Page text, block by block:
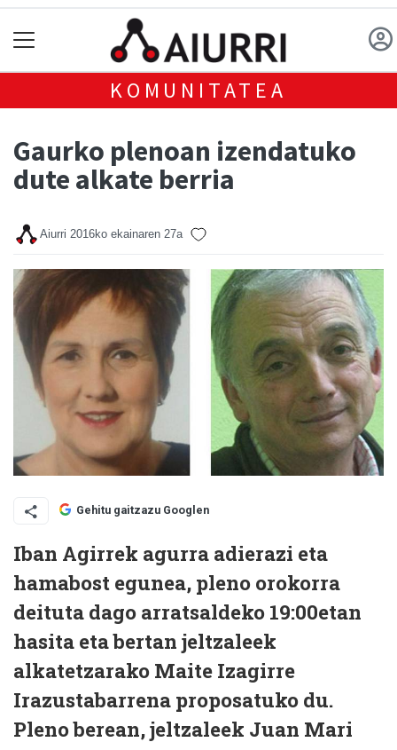
KOMUNITATEA
Gaurko plenoan izendatuko
dute alkate berria
Aiurri 2016ko ekainaren 27a
Gehitu gaitzazu Googlen
Iban Agirrek agurra adierazi eta
hamabost egunea, pleno orokorra
deituta dago arratsaldeko 19:00etan
hasita eta bertan jeltzaleek
alkatetzarako Maite Izagirre
Irazustabarrena proposatuko du.
Pleno berean, jeltzaleek Juan Mari